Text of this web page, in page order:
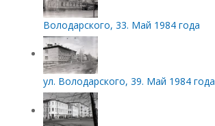
Володарского, 33. Май 1984 года
ул. Володарского, 39. Май 1984 года